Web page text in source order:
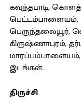
கவுந்தபாடி,
பெட்டம்பாளையம்,
பெருந்தலையூர்,
கிருஷ்ணாபுரம்,
இடங்கள்.
திருச்சி